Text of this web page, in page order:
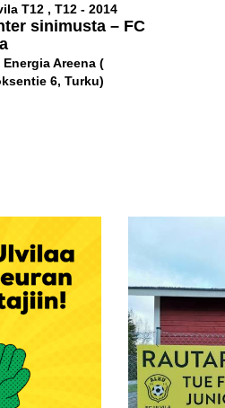
T12 , T12 - 2014
sinimusta– FC
Areena (
6, Turku)